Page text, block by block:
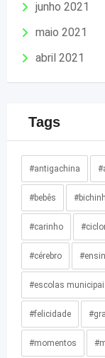
junho 2021
maio 2021
abril 2021
Tags
#antigachina
#bebês
#carinho
#cérebro
#escolas
#felicidade
#momentos